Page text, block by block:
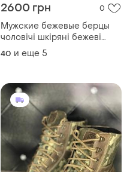
2600 грн 0
Мужские бежевые берцы
чоловічі шкіряні бежеві
берци
40 и еще 5